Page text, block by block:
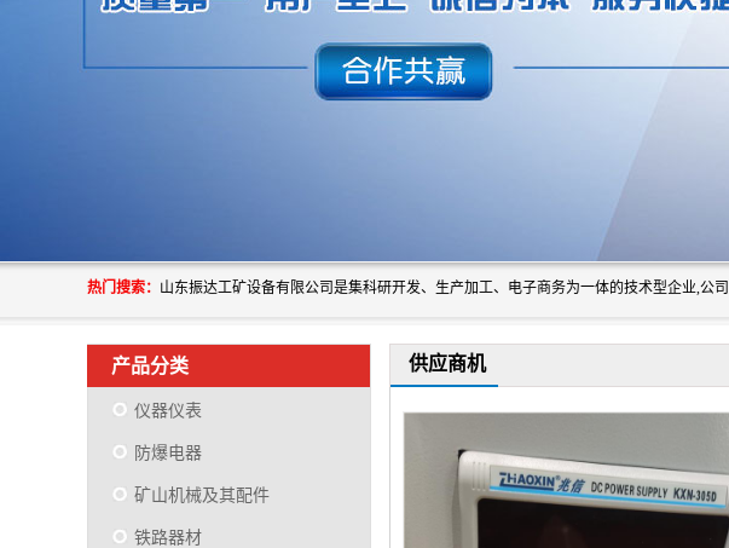
热门搜索：
产品分类
仪器仪表
防爆电器
矿山机械及其配件
铁路器材
供应商机